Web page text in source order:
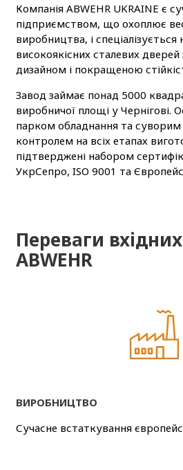
Компанія ABWEHR UKRAINE є
підприємством, що охоплює
виробництва, і спеціалізується
високоякісних сталевих
дизайном і покращеною
Завод займає понад 5000
виробничої площі у Чернігові.
парком обладнання та суворим
контролем на всіх етапах
підтверджені набором
УкрСепро, ISO 9001 та
Переваги
ABWEHR
ВИРОБНИЦТВО
Сучасне встаткування